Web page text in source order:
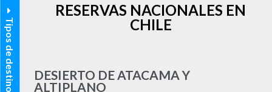
Tipos de destino
RESERVAS NACIONALES EN
CHILE
DESIERTO DE ATACAMA Y
ALTIPLANO